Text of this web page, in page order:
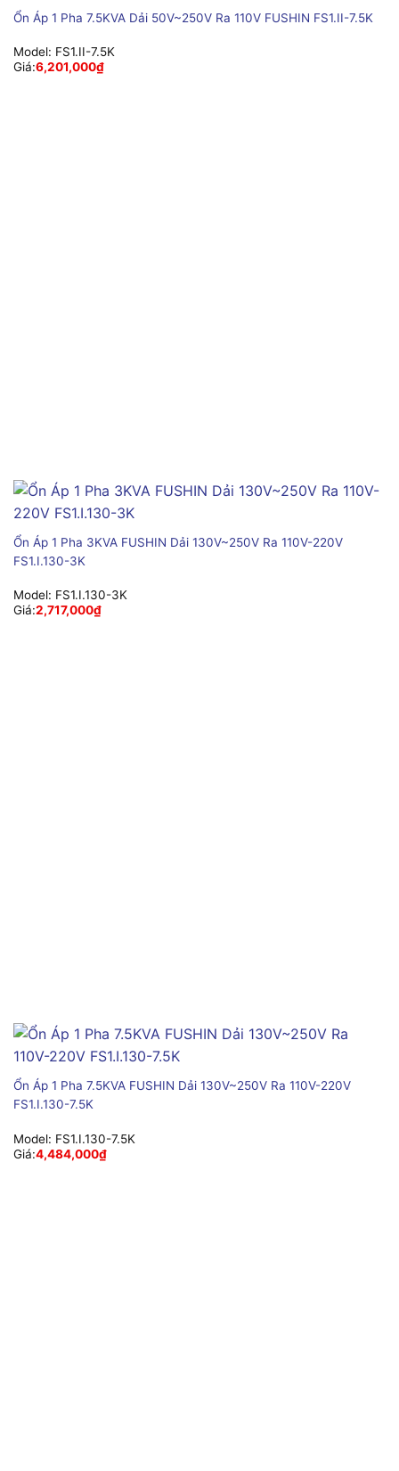
Ổn Áp 1 Pha 7.5KVA Dải 50V~250V Ra 110V FUSHIN FS1.II-7.5K
Model: FS1.II-7.5K
Giá:6,201,000₫
Ổn Áp 1 Pha 3KVA FUSHIN Dải 130V~250V Ra 110V-220V
FS1.I.130-3K
Model: FS1.I.130-3K
Giá:2,717,000₫
Ổn Áp 1 Pha 7.5KVA FUSHIN Dải 130V~250V Ra 110V-220V
FS1.I.130-7.5K
Model: FS1.I.130-7.5K
Giá:4,484,000₫